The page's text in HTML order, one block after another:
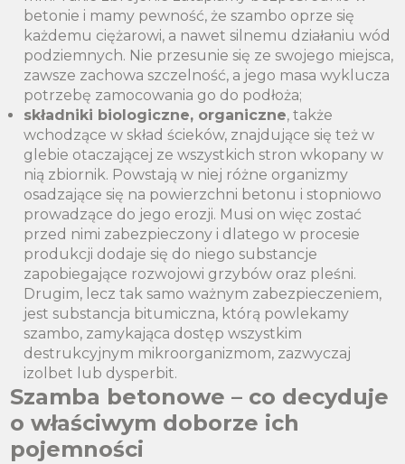
betonie i mamy pewność, że szambo oprze się
każdemu ciężarowi, a nawet silnemu działaniu wód
podziemnych. Nie przesunie się ze swojego miejsca,
zawsze zachowa szczelność, a jego masa wyklucza
potrzebę zamocowania go do podłoża;
składniki biologiczne, organiczne, także
wchodzące w skład ścieków, znajdujące się też w
glebie otaczającej ze wszystkich stron wkopany w
nią zbiornik. Powstają w niej różne organizmy
osadzające się na powierzchni betonu i stopniowo
prowadzące do jego erozji. Musi on więc zostać
przed nimi zabezpieczony i dlatego w procesie
produkcji dodaje się do niego substancje
zapobiegające rozwojowi grzybów oraz pleśni.
Drugim, lecz tak samo ważnym zabezpieczeniem,
jest substancja bitumiczna, którą powlekamy
szambo, zamykająca dostęp wszystkim
destrukcyjnym mikroorganizmom, zazwyczaj
izolbet lub dysperbit.
Szamba betonowe – co decyduje
o właściwym doborze ich
pojemności